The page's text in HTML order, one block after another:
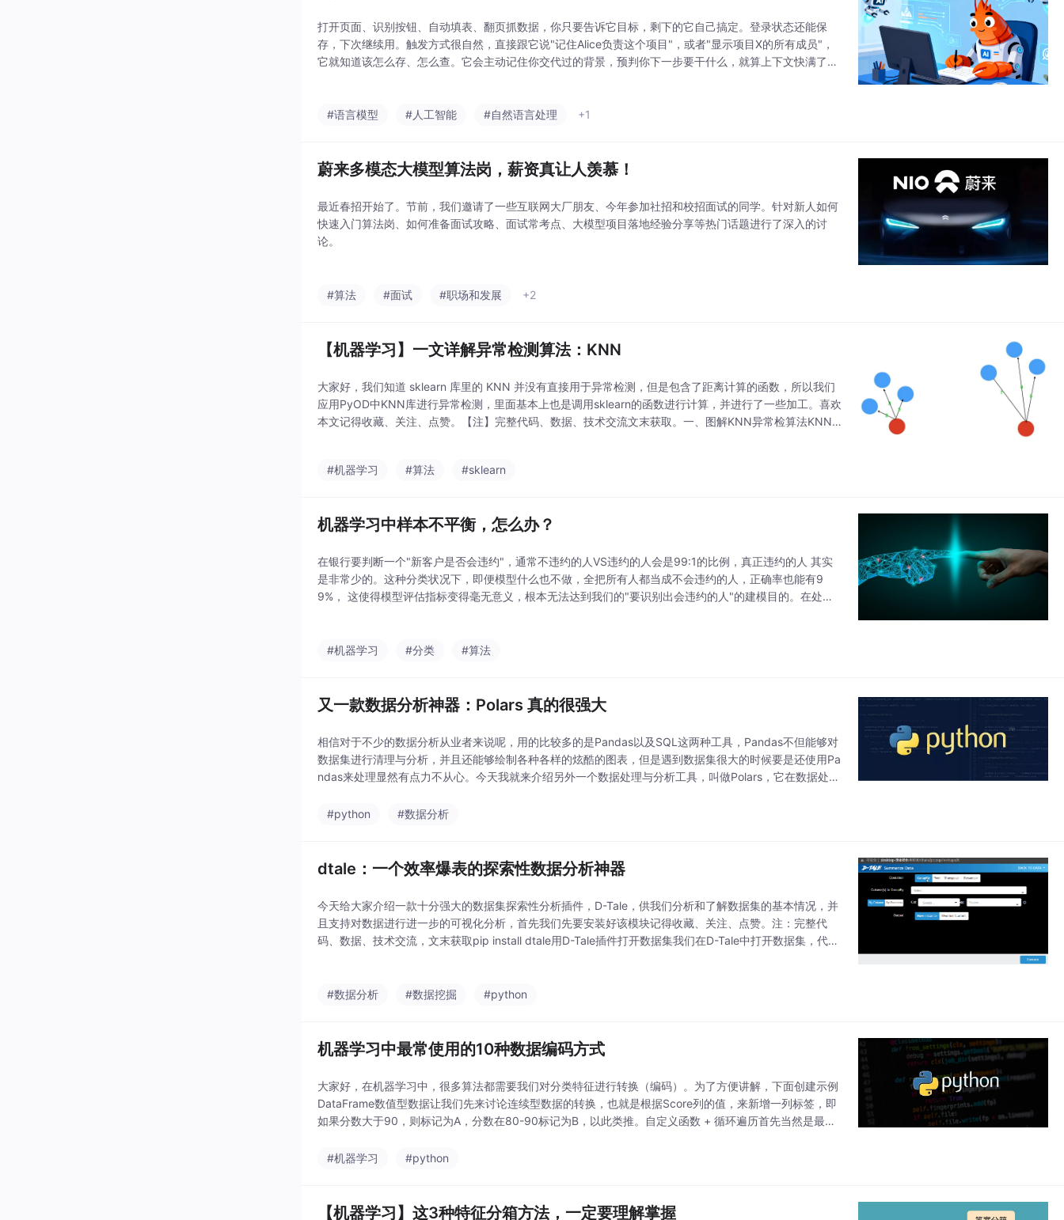
打开页面、识别按钮、自动填表、翻页抓数据，你只要告诉它目标，剩下的它自己搞定。登录状态还能保
存，下次继续用。触发方式很自然，直接跟它说"记住Alice负责这个项目"，或者"显示项目X的所有成员"，
它就知道该怎么存、怎么查。它会主动记住你交代过的背景，预判你下一步要干什么，就算上下文快满了，
#语言模型
#人工智能 #自然语言处理 +1
蔚来多模态大模型算法岗，薪资真让人羡慕！
最近春招开始了。节前，我们邀请了一些互联网大厂朋友、今年参加社招和校招面试的同学。针对新人如何
快速入门算法岗、如何准备面试攻略、面试常考点、大模型项目落地经验分享等热门话题进行了深入的讨
论。
#算法 #面试 #职场和发展 +2
【机器学习】一文详解异常检测算法：KNN
大家好，我们知道 sklearn 库里的 KNN 并没有直接用于异常检测，但是包含了距离计算的函数，所以我们
应用PyOD中KNN库进行异常检测，里面基本上也是调用sklearn的函数进行计算，并进行了一些加工。喜欢
本文记得收藏、关注、点赞。【注】完整代码、数据、技术交流文末获取。一、图解KNN异常检算法KNN
#机器学习 #算法 #sklearn
机器学习中样本不平衡，怎么办？
在银行要判断一个"新客户是否会违约"，通常不违约的人VS违约的人会是99:1的比例，真正违约的人 其实
是非常少的。这种分类状况下，即便模型什么也不做，全把所有人都当成不会违约的人，正确率也能有9
9%， 这使得模型评估指标变得毫无意义，根本无法达到我们的"要识别出会违约的人"的建模目的。在处理
#机器学习
#分类 #算法
又一款数据分析神器：Polars 真的很强大
相信对于不少的数据分析从业者来说呢，用的比较多的是Pandas以及SQL这两种工具，Pandas不但能够对
数据集进行清理与分析，并且还能够绘制各种各样的炫酷的图表，但是遇到数据集很大的时候要是还使用Pa
ndas来处理显然有点力不从心。今天我就来介绍另外一个数据处理与分析工具，叫做Polars，它在数据处理
#python
#数据分析
dtale：一个效率爆表的探索性数据分析神器
今天给大家介绍一款十分强大的数据集探索性分析插件，D-Tale，供我们分析和了解数据集的基本情况，并
且支持对数据进行进一步的可视化分析，首先我们先要安装好该模块记得收藏、关注、点赞。注：完整代
码、数据、技术交流，文末获取pip install dtale用D-Tale插件打开数据集我们在D-Tale中打开数据集，代码
#数据分析 #数据挖掘 #python
机器学习中最常使用的10种数据编码方式
大家好，在机器学习中，很多算法都需要我们对分类特征进行转换（编码）。为了方便讲解，下面创建示例
DataFrame数值型数据让我们先来讨论连续型数据的转换，也就是根据Score列的值，来新增一列标签，即
如果分数大于90，则标记为A，分数在80-90标记为B，以此类推。自定义函数 + 循环遍历首先当然是最简
#机器学习
#python
【机器学习】这3种特征分箱方法，一定要理解掌握